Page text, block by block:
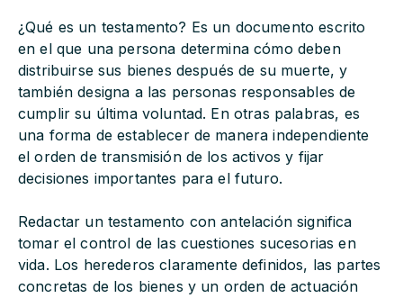
¿Qué es un testamento? Es un documento escrito
en el que una persona determina cómo deben
distribuirse sus bienes después de su muerte, y
también designa a las personas responsables de
cumplir su última voluntad. En otras palabras, es
una forma de establecer de manera independiente
el orden de transmisión de los activos y fijar
decisiones importantes para el futuro.
Redactar un testamento con antelación significa
tomar el control de las cuestiones sucesorias en
vida. Los herederos claramente definidos, las partes
concretas de los bienes y un orden de actuación